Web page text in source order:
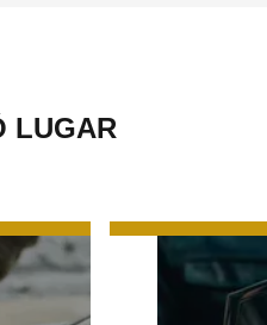
LUGAR